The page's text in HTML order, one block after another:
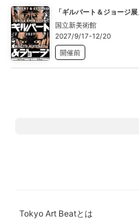
「ギルバート＆ジョージ展
国立新美術館
2027/9/17-12/20
開催前
Tokyo Art Beatとは